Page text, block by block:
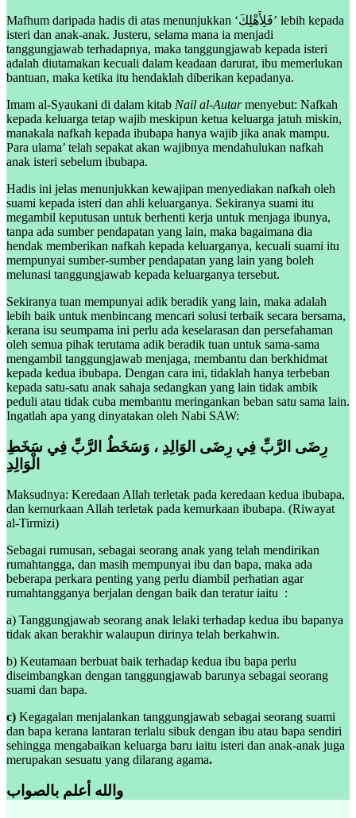
Mafhum daripada hadis di atas menunjukkan ‘فَلِأَهْلِكَ’ lebih kepada
isteri dan anak-anak. Justeru, selama mana ia menjadi
tanggungjawab terhadapnya, maka tanggungjawab kepada isteri
adalah diutamakan kecuali dalam keadaan darurat, ibu memerlukan
bantuan, maka ketika itu hendaklah diberikan kepadanya.
Imam al-Syaukani di dalam kitab Nail al-Autarmenyebut: Nafkah
kepada keluarga tetap wajib meskipun ketua keluarga jatuh miskin,
manakala nafkah kepada ibubapa hanya wajib jika anak mampu.
Para ulama’ telah sepakat akan wajibnya mendahulukan nafkah
anak isteri sebelum ibubapa.
Hadis ini jelas menunjukkan kewajipan menyediakan nafkah oleh
suami kepada isteri dan ahli keluarganya. Sekiranya suami itu
megambil keputusan untuk berhenti kerja untuk menjaga ibunya,
tanpa ada sumber pendapatan yang lain, maka bagaimana dia
hendak memberikan nafkah kepada keluarganya, kecuali suami itu
mempunyai sumber-sumber pendapatan yang lain yang boleh
melunasi tanggungjawab kepada keluarganya tersebut.
Sekiranya tuan mempunyai adik beradik yang lain, maka adalah
lebih baik untuk menbincang mencari solusi terbaik secara bersama,
kerana isu seumpama ini perlu ada keselarasan dan persefahaman
oleh semua pihak terutama adik beradik tuan untuk sama-sama
mengambil tanggungjawab menjaga, membantu dan berkhidmat
kepada kedua ibubapa. Dengan cara ini, tidaklah hanya terbeban
kepada satu-satu anak sahaja sedangkan yang lain tidak ambik
peduli atau tidak cuba membantu meringankan beban satu sama lain.
Ingatlah apa yang dinyatakan oleh Nabi SAW:
رِضَى الرَّبِّ فِي رِضَى الوَالِدِ ، وَسَخَطُ الرَّبِّ فِي سَخَطِ
الْوَالِدِ
Maksudnya: Keredaan Allah terletak pada keredaan kedua ibubapa,
dan kemurkaan Allah terletak pada kemurkaan ibubapa. (Riwayat
al-Tirmizi)
Sebagai rumusan, sebagai seorang anak yang telah mendirikan
rumahtangga, dan masih mempunyai ibu dan bapa, maka ada
beberapa perkara penting yang perlu diambil perhatian agar
rumahtangganya berjalan dengan baik dan teratur iaitu :
a) Tanggungjawab seorang anak lelaki terhadap kedua ibu bapanya
tidak akan berakhir walaupun dirinya telah berkahwin.
b) Keutamaan berbuat baik terhadap kedua ibu bapa perlu
diseimbangkan dengan tanggungjawab barunya sebagai seorang
suami dan bapa.
c) Kegagalan menjalankan tanggungjawab sebagai seorang suami
dan bapa kerana lantaran terlalu sibuk dengan ibu atau bapa sendiri
sehingga mengabaikan keluarga baru iaitu isteri dan anak-anak juga
merupakan sesuatu yang dilarang agama.
والله أعلم بالصواب